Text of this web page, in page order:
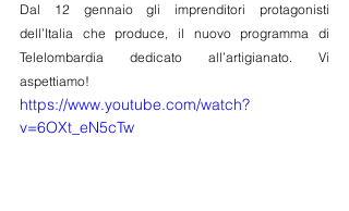
Dal 12 gennaio gli imprenditori protagonisti
dell’Italia che produce, il nuovo programma di
Telelombardia dedicato all’artigianato. Vi
aspettiamo!
https://www.youtube.com/watch?
v=6OXt_eN5cTw